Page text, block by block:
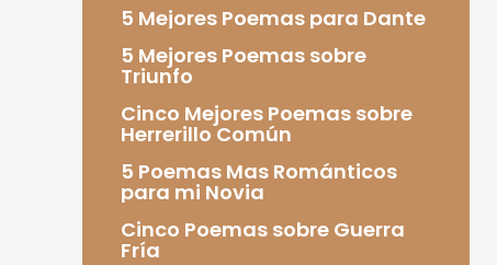
5 Mejores Poemas para Dante
5 Mejores Poemas sobre
Triunfo
Cinco Mejores Poemas sobre
Herrerillo Común
5 Poemas Mas Románticos
para mi Novia
Cinco Poemas sobre Guerra
Fría